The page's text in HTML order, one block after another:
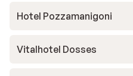
Hotel Pozzamanigoni
Vitalhotel Dosses